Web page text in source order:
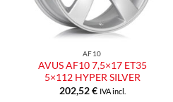
AF10
AVUS AF10 7,5×17 ET35
5×112 HYPER SILVER
202,52€ IVA incl.